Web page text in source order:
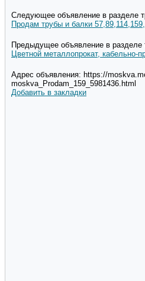
Следующее объявление в разделе
Продам трубы и балки
Предыдущее объявление в разделе
Цветной металлопрокат, кабельно-
Адрес объявления: https://
moskva_Prodam_159_5981436.html
Добавить в закладки